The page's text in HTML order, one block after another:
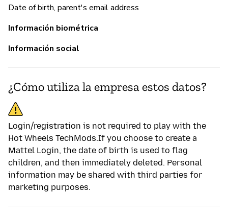
Date of birth, parent's email address
Información biométrica
Información social
¿Cómo utiliza la empresa estos datos?
Login/registration is not required to play with the
Hot Wheels TechMods.If you choose to create a
Mattel Login, the date of birth is used to flag
children, and then immediately deleted. Personal
information may be shared with third parties for
marketing purposes.